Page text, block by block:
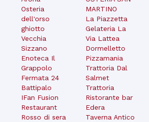
Osteria
dell'orso
ghiotto
Vecchia
Sizzano
Enoteca Il
Grappolo
Fermata 24
Battipalo
IFan Fusion
Restaurant
Rosso di sera
MARTINO
La Piazzetta
Gelateria La
Via Lattea
Dormelletto
Pizzamania
Trattoria Dal
Salmet
Trattoria
Ristorante bar
Edera
Taverna Antico